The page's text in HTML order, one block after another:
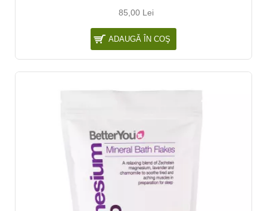
85,00 Lei
ADAUGĂ ÎN COŞ